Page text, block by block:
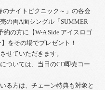
のナイトピクニック～」の各会
の両A面シングル「SUMMER
の方に【W-A Side アイスロゴ
をその場でプレゼント！
せていただきます。
ついては、当日のCD即売コー
る方は、チェーン特典も対象と